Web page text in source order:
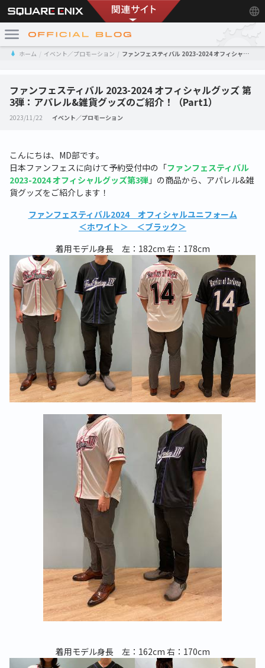
ホーム イベント／プロモーション ファンフェスティバル 2023-2024 オフィシャルグッズ 第3弾：アパレル&雑貨グッズのご紹介！（Part1）
ファンフェスティバル 2023-2024 オフィシャルグッズ 第
3弾：アパレル&雑貨グッズのご紹介！（Part1）
2023/11/22 イベント／プロモーション
こんにちは、 MD部です。
日本ファンフェスに向けて予約受付中の「ファンフェスティバル
2023-2024 オフィシャルグッズ第3弾 」の商品から、アパレル&雑
貨グッズをご紹介します！
ファンフェスティバル2024 オフィシャルユニフォーム
＜ホワイト＞ ＜ブラック＞
着用モデル身長 左： 182cm 右： 178cm
着用モデル身長 左： 162cm 右： 170cm